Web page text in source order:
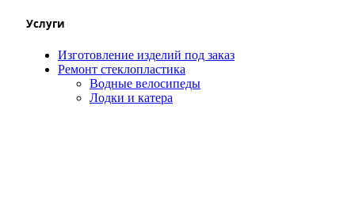
Услуги
Изготовление изделий под заказ
Ремонт стеклопластика
Водные велосипеды
Лодки и катера